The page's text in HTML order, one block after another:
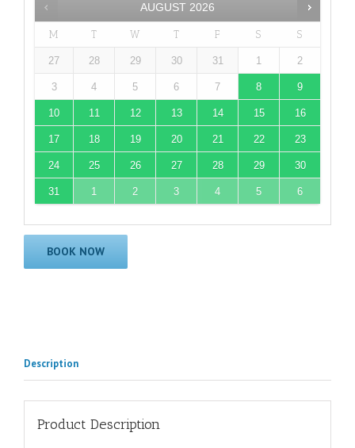
AUGUST 2026
M T W T F S S
27 28 29 30 31 1 2
3 4 5 6 7 8 9
10 11 12 13 14 15 16
17 18 19 20 21 22 23
24 25 26 27 28 29 30
31 1 2 3 4 5 6
BOOK NOW
Description
Product Description